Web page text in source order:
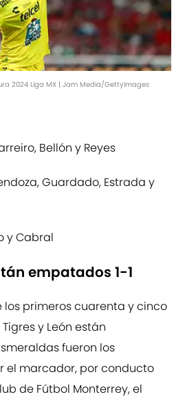
2024 Liga MX | Jam Media/GettyImages
Bellón y Reyes
Guardado, Estrada y
y Cabral
empatados 1-1
los primeros cuarenta y cinco
y León están
fueron los
el marcador, por conducto
de Fútbol Monterrey, el